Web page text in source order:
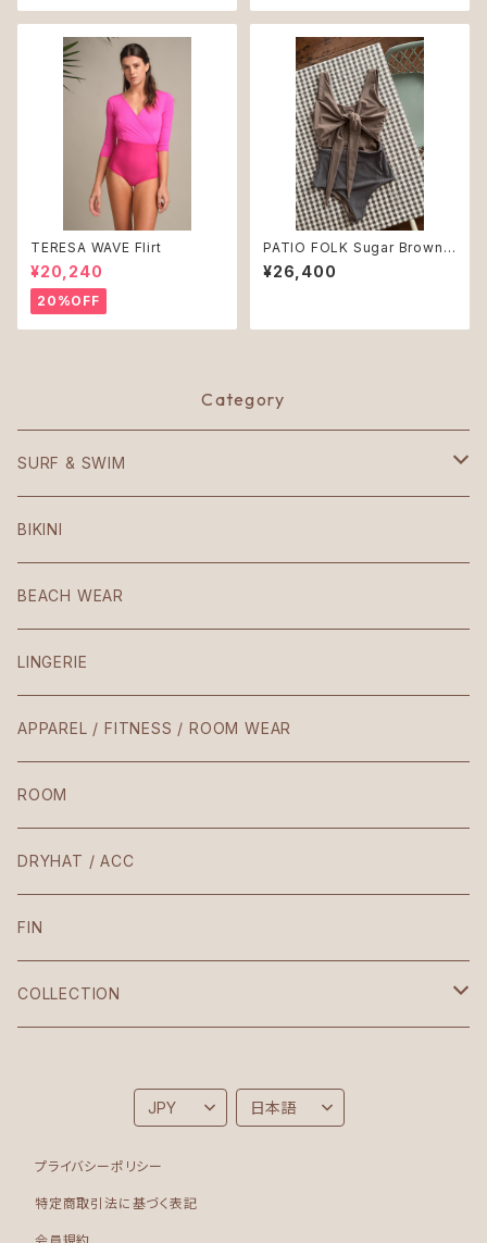
TERESA WAVE Flirt
¥20,240
20%OFF
PATIO FOLK Sugar Brown
NUDE ♻︎
¥26,400
Category
SURF & SWIM
Mezzaluna
American
Patio
Teresa
Laura / Penelope
The Body
VIntage
Croptop
BIKINI
BEACH WEAR
LINGERIE
APPAREL / FITNESS / ROOM WEAR
ROOM
DRYHAT / ACC
FIN
COLLECTION
プライバシーポリシー
特定商取引法に基づく表記